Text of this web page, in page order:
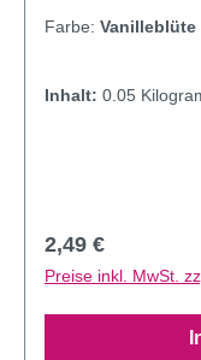
Farbe: Vanilleblüte
Inhalt: 0.05
Regulärer Preis:
2,49 €
Preise inkl. MwSt.